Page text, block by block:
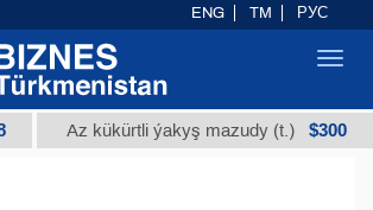
Az kükürtli ýakyş mazudy (t.) $300 "А"
ENG TM РУС